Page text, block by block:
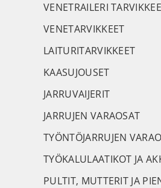
VENETRAILERI
VENETARVIKKEET
LAITURITARVIKKEET
KAASUJOUSET
JARRUVAIJERIT
JARRUJEN VARAOSAT
TYÖNTÖJARRUJEN
TYÖKALULAATIKOT JA
PULTIT, MUTTERIT JA